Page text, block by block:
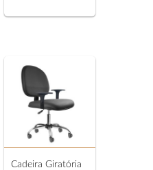
Cadeira Giratória